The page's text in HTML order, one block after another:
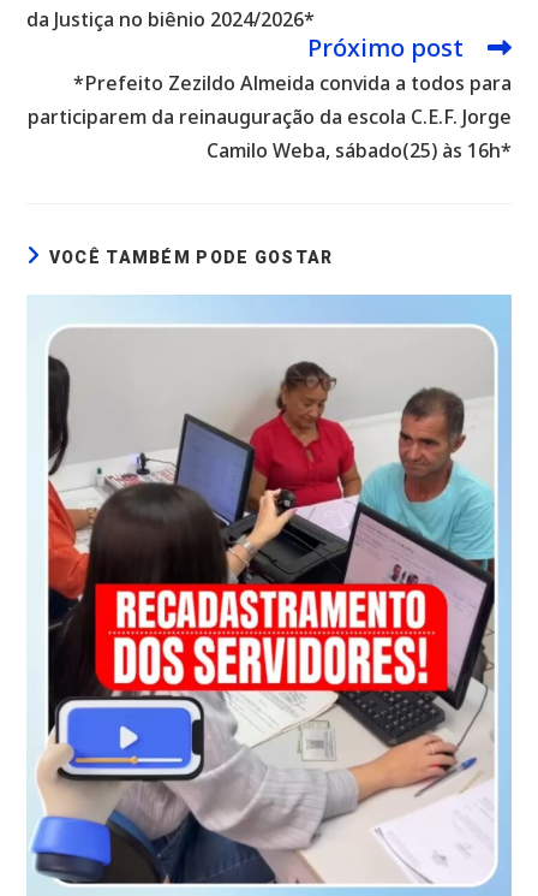
da Justiça no biênio 2024/2026*
Próximo post
*Prefeito Zezildo Almeida convida a todos para
participarem da reinauguração da escola C.E.F. Jorge
Camilo Weba, sábado(25) às 16h*
VOCÊ TAMBÉM PODE GOSTAR